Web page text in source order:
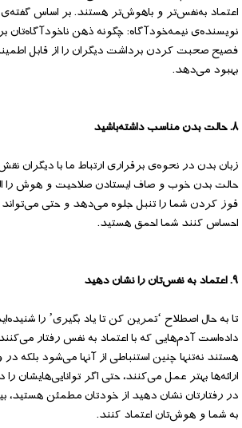
اعتماد به‌نفس‌تر و باهوش‌تر هستند. بر اساس گفته‌ی
نویسنده‌ی نیمه‌خودآگاه: چگونه ذهن ناخودآگاه‌تان
فصیح صحبت کردن برداشت دیگران را از قابل
بهبود می‌دهد.
۸. حالت بدن مناسب داشته‌باشید
زبان بدن در نحوه‌ی برقراری ارتباط ما با دیگران
حالت بدن خوب و صاف ایستادن صلاحیت و هوش را
قوز کردن شما را تنبل جلوه می‌دهد و حتی
احساس کنند شما احمق هستید.
۹. اعتماد به نفس‌تان را نشان دهید
تا به حال اصطلاح ‘تمرین کن تا یاد بگیری’ را
داده‌است آدم‌هایی که با اعتماد به نفس رفتار
هستند نه‌تنها چنین استنباطی از آنها می‌شود بلکه
ارائه‌ها بهتر عمل می‌کنند، حتی اگر توانایی‌هایشان
در رفتارتان نشان دهید از خودتان مطمئن هستید،
به شما و هوش‌تان اعتماد کنند.